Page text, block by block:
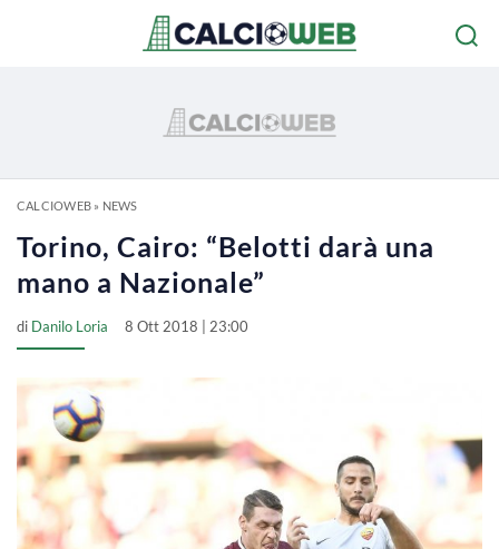
CALCIOWEB» NEWS
Torino, Cairo: “Belotti darà una
mano a Nazionale”
di Danilo Loria 8 Ott 2018 | 23:00